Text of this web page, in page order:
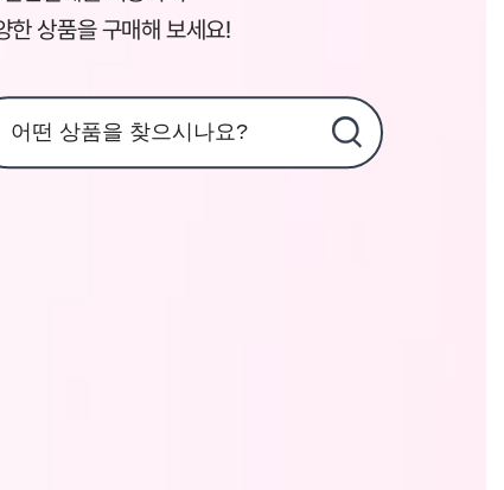
한 상품을 구매해 보세요!